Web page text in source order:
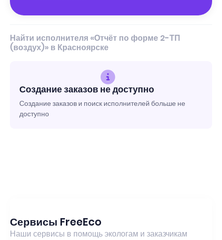
Найти исполнителя «Отчёт по форме 2-ТП
(воздух)» в Красноярске
Создание заказов не доступно
Создание заказов и поиск исполнителей больше не
доступно
Сервисы FreeEco
Наши сервисы в помощь экологам и заказчикам